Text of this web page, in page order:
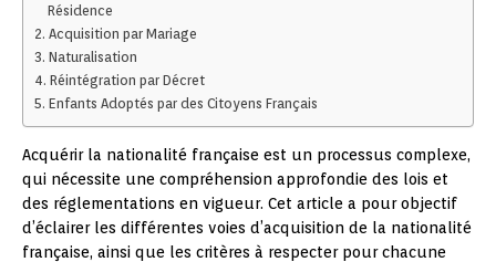
Résidence
Acquisition par Mariage
Naturalisation
Réintégration par Décret
Enfants Adoptés par des Citoyens Français
Acquérir la nationalité française est un processus complexe,
qui nécessite une compréhension approfondie des lois et
des réglementations en vigueur. Cet article a pour objectif
d’éclairer les différentes voies d’acquisition de la nationalité
française, ainsi que les critères à respecter pour chacune